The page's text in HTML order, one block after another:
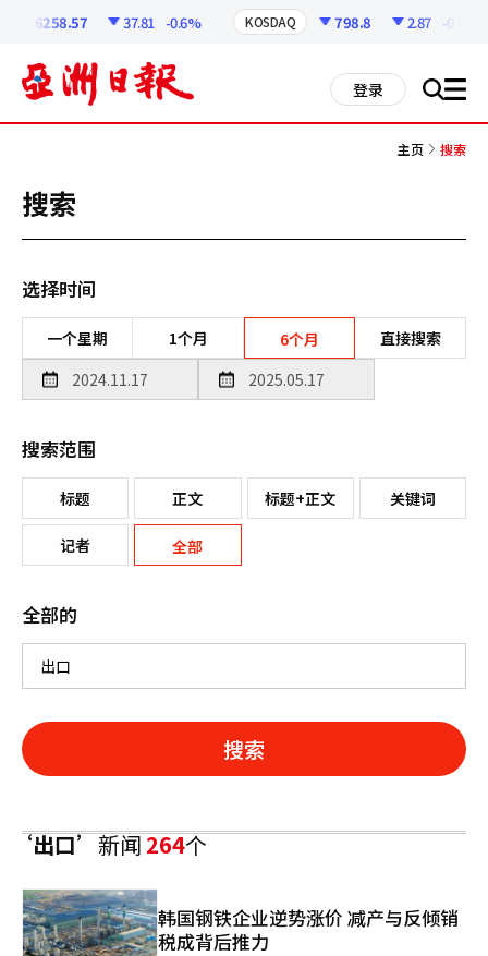
6258.57 37.81 -0.6% KOSDAQ 798.8 2.87 -0.36%
登录 搜 all
主页 搜索
搜索
选择时间
一个星期 1个月 6个月 直接搜索
搜索范围
标题 正文 标题+正文 关键词
记者 全部
全部的
搜索
‘出口’新闻264个
韩国钢铁企业逆势涨价 减产与反倾销
税成背后推力